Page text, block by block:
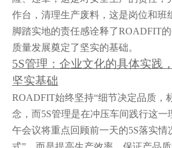
作台，清理生产废料，这是岗位和班
脚踏实地的责任感诠释了ROADFIT
质量发展奠定了坚实的基础。
5S管理：企业文化的具体实践
坚实基础
ROADFIT始终坚持“细节决定品质，
念，而5S管理是在冲压车间践行这一
午会议将重点回顾前一天的5S落实情